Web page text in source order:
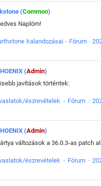
(Common)
Naplóm!
kalandozásai - Fórum ·
(Admin)
javítások történtek:
észrevételek - Fórum ·
(Admin)
észrevételek - Fórum ·